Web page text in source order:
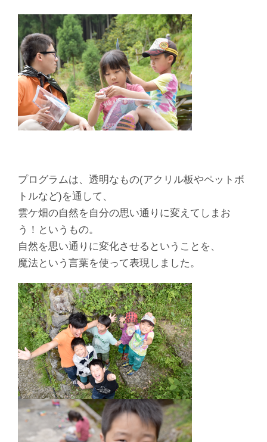
プログラムは、透明なもの(アクリル板やペットボ
トルなど)を通して、
雲ケ畑の自然を自分の思い通りに変えてしまお
う！というもの。
自然を思い通りに変化させるということを、
魔法という言葉を使って表現しました。